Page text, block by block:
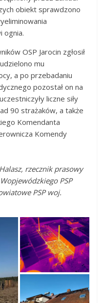
obiekt sprawdzono
ognia.
OSP Jarocin zgłosił
mu
a po przebadaniu
pozostał on na
liczne siły
90 strażaków, a także
Komendanta
Komendy
rzecznik prasowy
PSP
PSP woj.